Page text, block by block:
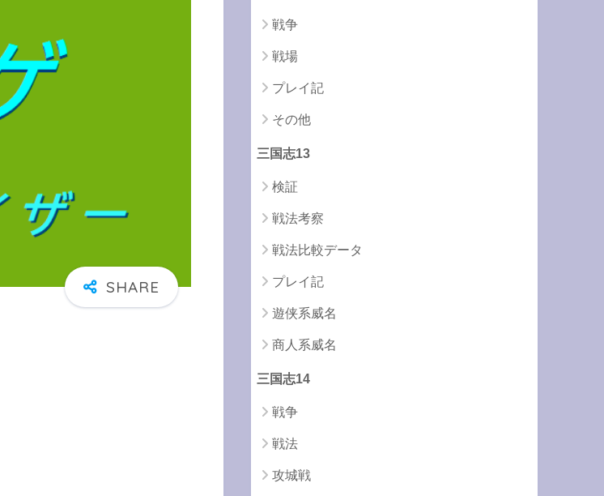
戦争
戦場
プレイ記
その他
三国志13
検証
戦法考察
戦法比較データ
プレイ記
遊侠系威名
商人系威名
三国志14
戦争
戦法
攻城戦